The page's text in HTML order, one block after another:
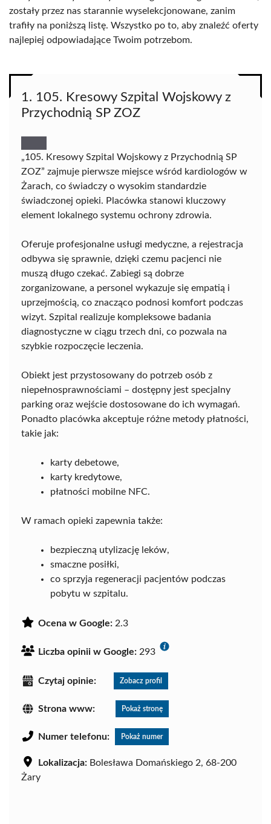
zostały przez nas starannie wyselekcjonowane, zanim
trafiły na poniższą listę. Wszystko po to, aby znaleźć oferty
najlepiej odpowiadające Twoim potrzebom.
1. 105. Kresowy Szpital Wojskowy z
Przychodnią SP ZOZ
„105. Kresowy Szpital Wojskowy z Przychodnią SP
ZOZ” zajmuje pierwsze miejsce wśród kardiologów w
Żarach, co świadczy o wysokim standardzie
świadczonej opieki. Placówka stanowi kluczowy
element lokalnego systemu ochrony zdrowia.
Oferuje profesjonalne usługi medyczne, a rejestracja
odbywa się sprawnie, dzięki czemu pacjenci nie
muszą długo czekać. Zabiegi są dobrze
zorganizowane, a personel wykazuje się empatią i
uprzejmością, co znacząco podnosi komfort podczas
wizyt. Szpital realizuje kompleksowe badania
diagnostyczne w ciągu trzech dni, co pozwala na
szybkie rozpoczęcie leczenia.
Obiekt jest przystosowany do potrzeb osób z
niepełnosprawnościami – dostępny jest specjalny
parking oraz wejście dostosowane do ich wymagań.
Ponadto placówka akceptuje różne metody płatności,
takie jak:
karty debetowe,
karty kredytowe,
płatności mobilne NFC.
W ramach opieki zapewnia także:
bezpieczną utylizację leków,
smaczne posiłki,
co sprzyja regeneracji pacjentów podczas
pobytu w szpitalu.
Ocena w Google: 2.3
Liczba opinii w Google: 293
Czytaj opinie: Zobacz profil
Strona www: Pokaż stronę
Numer telefonu: Pokaż numer
Lokalizacja: Bolesława Domańskiego 2, 68-200
Żary